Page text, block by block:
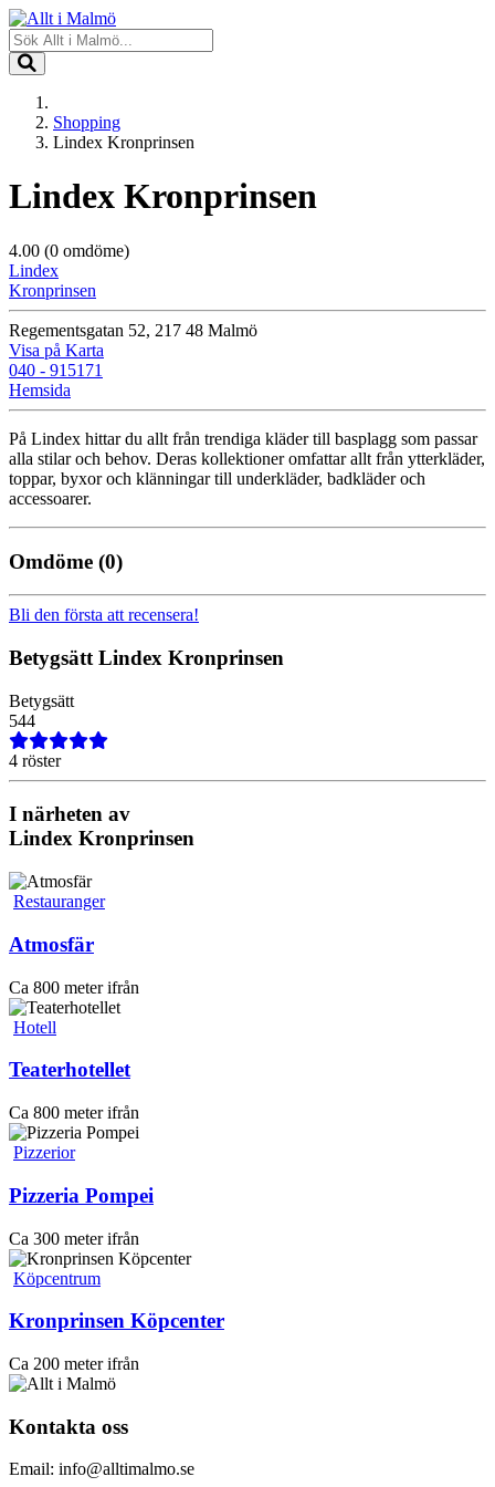
Shopping
Lindex Kronprinsen
Lindex Kronprinsen
4.00 (0 omdöme)
Lindex
Kronprinsen
Regementsgatan 52, 217 48 Malmö
Visa på Karta
040 - 915171
Hemsida
På Lindex hittar du allt från trendiga kläder till basplagg som passar
alla stilar och behov. Deras kollektioner omfattar allt från ytterkläder,
toppar, byxor och klänningar till underkläder, badkläder och
accessoarer.
Omdöme (0)
Bli den första att recensera!
Betygsätt Lindex Kronprinsen
Betygsätt
544
4 röster
I närheten av
Lindex Kronprinsen
Restauranger
Atmosfär
Ca 800 meter ifrån
Hotell
Teaterhotellet
Ca 800 meter ifrån
Pizzerior
Pizzeria Pompei
Ca 300 meter ifrån
Köpcentrum
Kronprinsen Köpcenter
Ca 200 meter ifrån
Kontakta oss
Email: info@alltimalmo.se